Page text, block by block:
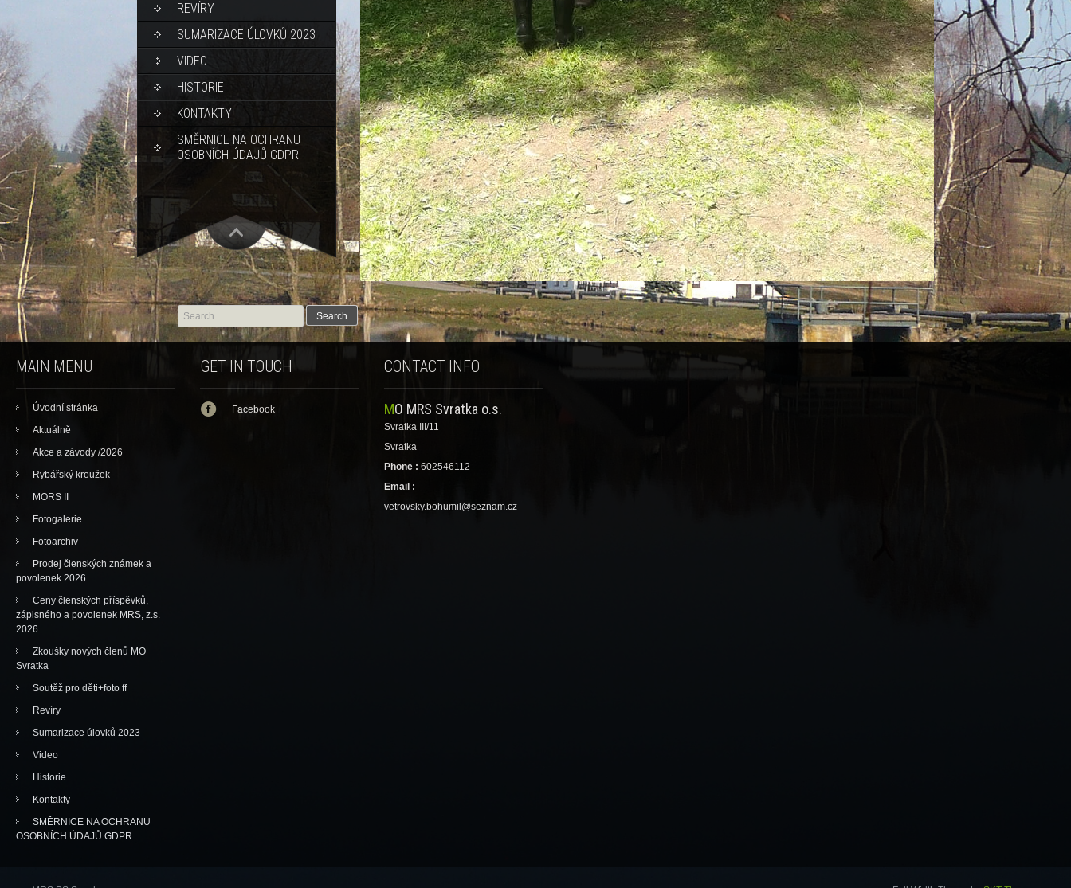
REVÍRY
SUMARIZACE ÚLOVKŮ 2023
VIDEO
HISTORIE
KONTAKTY
SMĚRNICE NA OCHRANU
OSOBNÍCH ÚDAJŮ GDPR
Search for:
MAIN MENU
Úvodní stránka
Aktuálně
Akce a závody /2026
Rybářský kroužek
MORS II
Fotogalerie
Fotoarchiv
Prodej členských známek a
povolenek 2026
Ceny členských příspěvků,
zápisného a povolenek MRS, z.s.
2026
Zkoušky nových členů MO
Svratka
Soutěž pro děti+foto ff
Revíry
Sumarizace úlovků 2023
Video
Historie
Kontakty
SMĚRNICE NA OCHRANU
OSOBNÍCH ÚDAJŮ GDPR
GET IN TOUCH
Facebook
CONTACT INFO
MO MRS Svratka o.s.
Svratka III/11
Svratka
Phone : 602546112
Email :
vetrovsky.bohumil@seznam.cz